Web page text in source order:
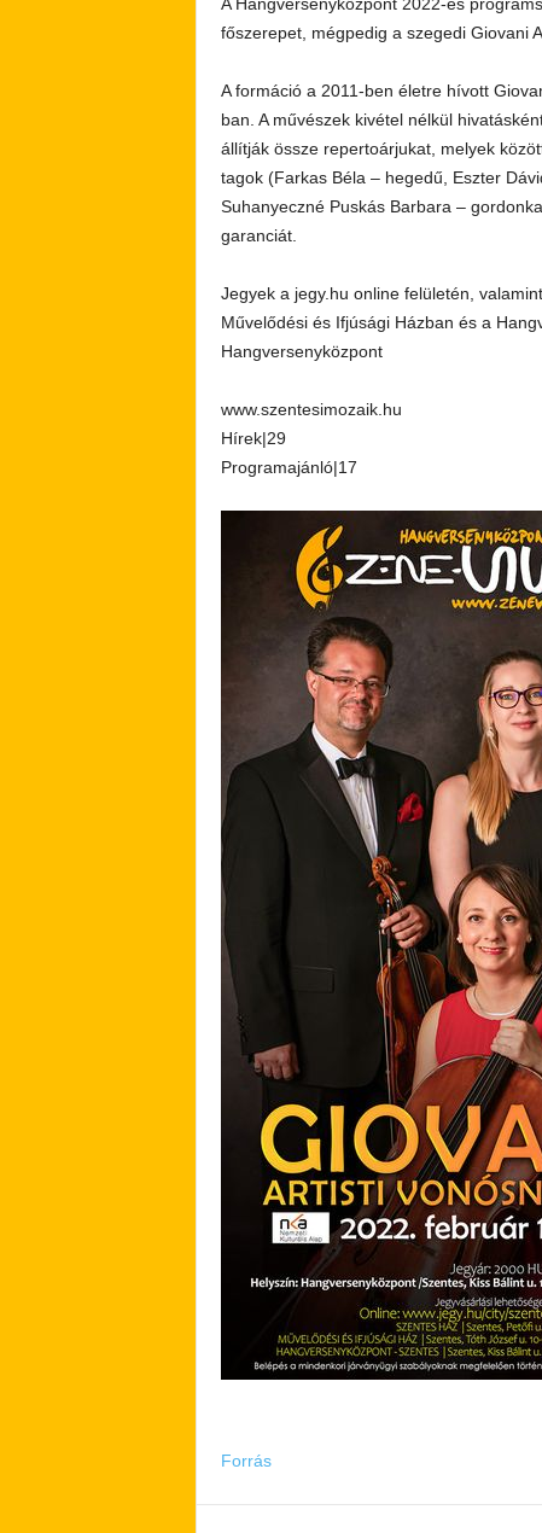
főszerepet, mégpedig a szegedi Giovani
A formáció a 2011-ben életre hívott
ban. A művészek kivétel nélkül
állítják össze repertoárjukat, melyek
tagok (Farkas Béla – hegedű, Eszter
Suhanyeczné Puskás Barbara –
garanciát.
Jegyek a jegy.hu online felületén,
Művelődési és Ifjúsági Házban és a
Hangversenyközpont
www.szentesimozaik.hu
Hírek|29
Programajánló|17
Forrás